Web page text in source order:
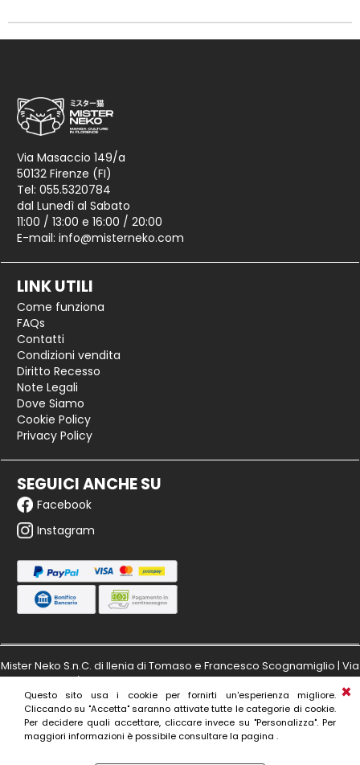
Questo sito usa i cookie per fornirti un'esperienza migliore.
Cliccando su "Accetta" saranno attivate tutte le categorie di cookie.
Per decidere quali accettare, cliccare invece su "Personalizza". Per
maggiori informazioni è possibile consultare la pagina .
Via Masaccio 149/a
50132 Firenze (FI)
Tel: 055.5320784
dal Lunedì al Sabato
11:00 / 13:00 e 16:00 / 20:00
E-mail: info@misterneko.com
LINK UTILI
Come funziona
FAQs
Contatti
Condizioni vendita
Diritto Recesso
Note Legali
Dove Siamo
Cookie Policy
Privacy Policy
SEGUICI ANCHE SU
Facebook
Instagram
Mister Neko S.n.C. di Ilenia di Tomaso e Francesco Scognamiglio | Via
Masaccio 149/a - 50132 Firenze | Partita IVA: IT06173980480 | Numero
di iscrizione al R.E.A. di Firenze: 606797